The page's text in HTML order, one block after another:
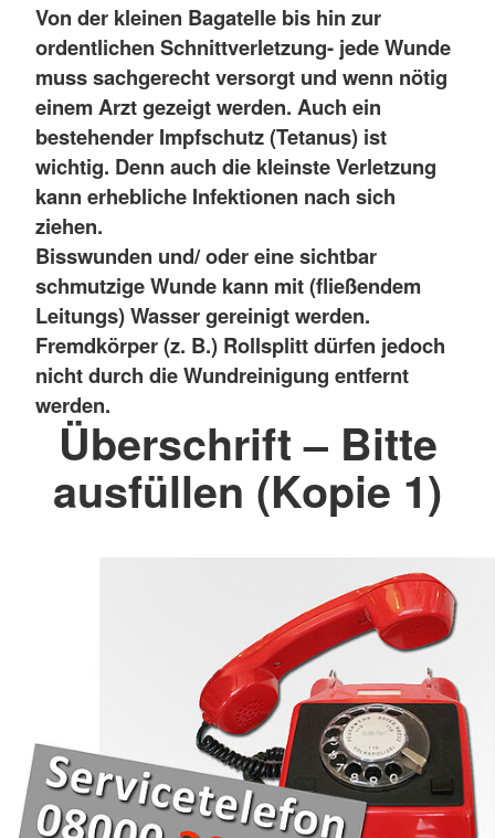
Von der kleinen Bagatelle bis hin zur
ordentlichen Schnittverletzung- jede Wunde
muss sachgerecht versorgt und wenn nötig
einem Arzt gezeigt werden. Auch ein
bestehender Impfschutz (Tetanus) ist
wichtig. Denn auch die kleinste Verletzung
kann erhebliche Infektionen nach sich
ziehen.
Bisswunden und/ oder eine sichtbar
schmutzige Wunde kann mit (fließendem
Leitungs) Wasser gereinigt werden.
Fremdkörper (z. B.) Rollsplitt dürfen jedoch
nicht durch die Wundreinigung entfernt
werden.
Überschrift – Bitte
ausfüllen (Kopie 1)